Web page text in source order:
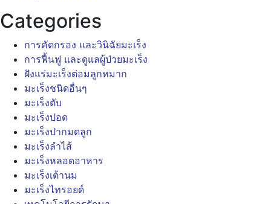
Categories
การคัดกรอง และวินิฉัยมะเร็ง
การฟื้นฟู และดูแลผู้ป่วยมะเร็ง
ฝังแร่มะเร็งต่อมลูกหมาก
มะเร็งชนิดอื่นๆ
มะเร็งตับ
มะเร็งปอด
มะเร็งปากมดลูก
มะเร็งลำไส้
มะเร็งหลอดอาหาร
มะเร็งเต้านม
มะเร็งไทรอยด์